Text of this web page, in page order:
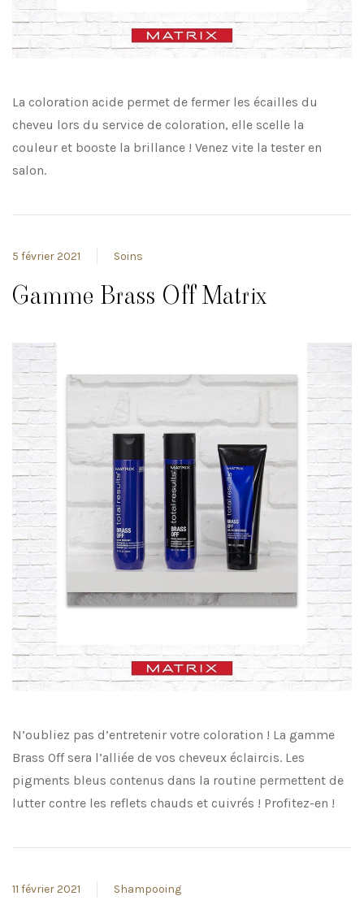
La coloration acide permet de fermer les écailles du
cheveu lors du service de coloration, elle scelle la
couleur et booste la brillance ! Venez vite la tester en
salon.
5 février 2021 Soins
Gamme Brass Off Matrix
N’oubliez pas d’entretenir votre coloration ! La gamme
Brass Off sera l’alliée de vos cheveux éclaircis. Les
pigments bleus contenus dans la routine permettent de
lutter contre les reflets chauds et cuivrés ! Profitez-en !
11 février 2021 Shampooing